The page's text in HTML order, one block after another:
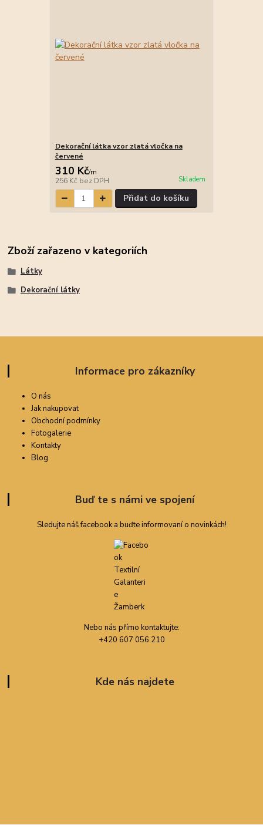
Dekorační látka vzor zlatá vločka na
červené
310 Kč/m
256 Kč bez DPH Skladem
Přidat do košíku
Zboží zařazeno v kategoriích
Látky
Dekorační látky
Informace pro zákazníky
O nás
Jak nakupovat
Obchodní podmínky
Fotogalerie
Kontakty
Blog
Buď te s námi ve spojení
Sledujte náš facebook a buďte informovaní o novinkách!
Nebo nás přímo kontaktujte:
+420 607 056 210
Kde nás najdete